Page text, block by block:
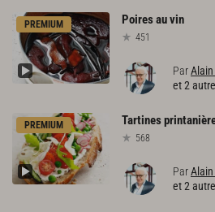
PREMIUM Poiresauvin
451
ParAlain
et 2
PREMIUM Tartines
568
ParAlain
et 2